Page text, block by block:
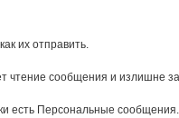
их отправить.
чтение сообщения и излишне
есть Персональные сообщения.